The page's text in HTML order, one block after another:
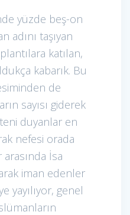
yüzde beş-on
adını taşıyan
katılan,
kabarık. Bu
de
sayısı giderek
duyanlar en
nefesi orada
İsa
iman edenler
yayılıyor, genel